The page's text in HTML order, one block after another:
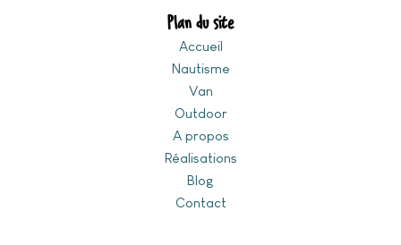
Plan du site
Accueil
Nautisme
Van
Outdoor
A propos
Réalisations
Blog
Contact